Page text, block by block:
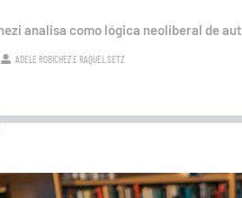
analisa como lógica neoliberal de
ADELE ROBICHEZ E RAQUEL SETZ